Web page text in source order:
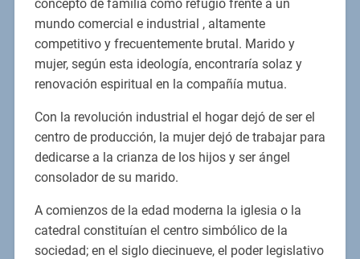
concepto de familia como refugio frente a un
mundo comercial e industrial , altamente
competitivo y frecuentemente brutal. Marido y
mujer, según esta ideología, encontraría solaz y
renovación espiritual en la compañía mutua.
Con la revolución industrial el hogar dejó de ser el
centro de producción, la mujer dejó de trabajar para
dedicarse a la crianza de los hijos y ser ángel
consolador de su marido.
A comienzos de la edad moderna la iglesia o la
catedral constituían el centro simbólico de la
sociedad; en el siglo diecinueve, el poder legislativo